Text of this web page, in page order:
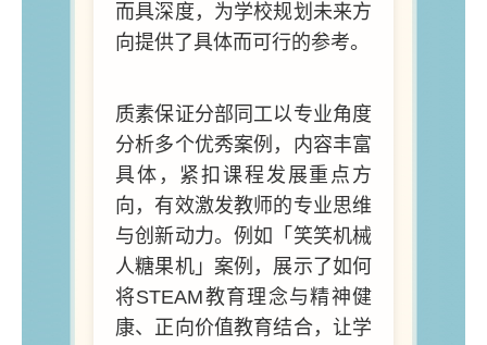
而具深度，为学校规划未来方
向提供了具体而可行的参考。
质素保证分部同工以专业角度
分析多个优秀案例，内容丰富
具体，紧扣课程发展重点方
向，有效激发教师的专业思维
与创新动力。例如「笑笑机械
人糖果机」案例，展示了如何
将STEAM教育理念与精神健
康、正向价值教育结合，让学